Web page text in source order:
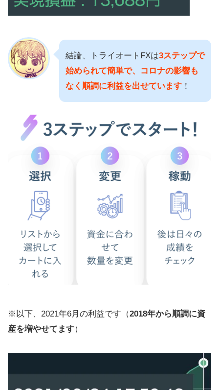
結論、トライオートFXは3ステップで
始められて簡単で、コロナの影響も
なく順調に利益を出せています ！
※以下、2021年6月の利益です（2018年から順調に資
産を増やせてます）